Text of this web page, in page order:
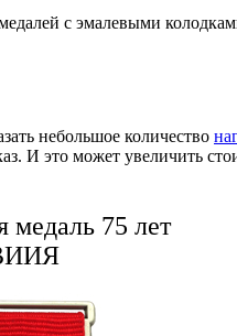
с эмалевыми
небольшое количество
И это может увеличить
75 лет